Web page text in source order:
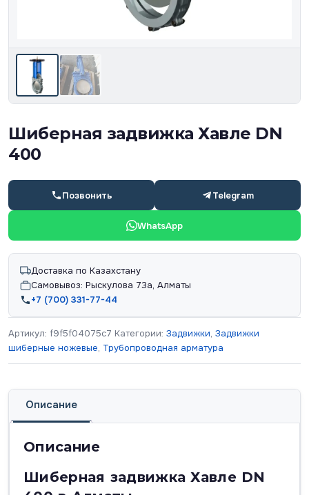
Шиберная задвижка Хавле DN
400
Позвонить Telegram
WhatsApp
Доставка по Казахстану
Самовывоз: Рыскулова 73а, Алматы
+7 (700) 331-77-44
Артикул: f9f5f04075c7 Категории: Задвижки, Задвижки
шиберные ножевые, Трубопроводная арматура
Описание
Описание
Шиберная задвижка Хавле DN